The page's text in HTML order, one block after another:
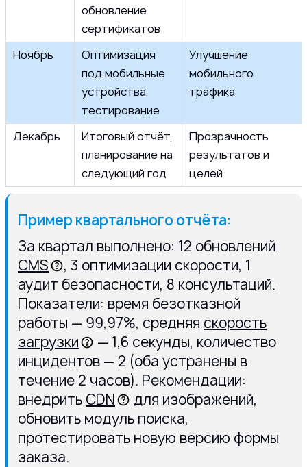
обновление
сертификатов
Ноябрь
Оптимизация
под мобильные
устройства,
тестирование
Улучшение
мобильного
трафика
Декабрь
Итоговый отчёт,
планирование на
следующий год
Прозрачность
результатов и
целей
Пример квартального отчёта:
За квартал выполнено: 12 обновлений
CMS
, 3 оптимизации скорости, 1
аудит безопасности, 8 консультаций.
Показатели: время безотказной
работы — 99,97%, средняя скорость
загрузки
— 1,6 секунды, количество
инцидентов — 2 (оба устранены в
течение 2 часов). Рекомендации:
внедрить CDN
для изображений,
обновить модуль поиска,
протестировать новую версию формы
заказа.